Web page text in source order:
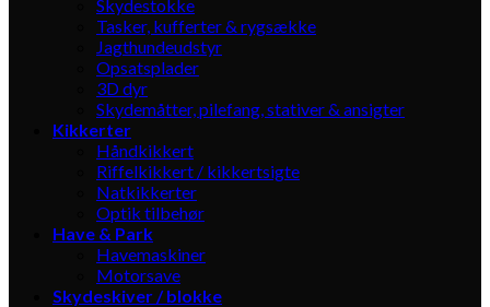
Skydestokke
Tasker, kufferter & rygsække
Jagthundeudstyr
Opsatsplader
3D dyr
Skydemåtter, pilefang, stativer & ansigter
Kikkerter
Håndkikkert
Riffelkikkert / kikkertsigte
Natkikkerter
Optik tilbehør
Have & Park
Havemaskiner
Motorsave
Skydeskiver / blokke